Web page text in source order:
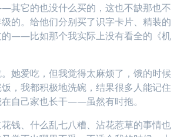
其它的也没什么买的，这也不缺那也不
的。给他们分别买了识字卡片、精装的
的——比如那个我实际上没有看全的《机
她爱吃，但我觉得太麻烦了，饿的时候
，我都积极地洗碗，结果很多人能记住
自己家也长干——虽然有时拖。
钱、什么乱七八糟、沾花惹草的事情也